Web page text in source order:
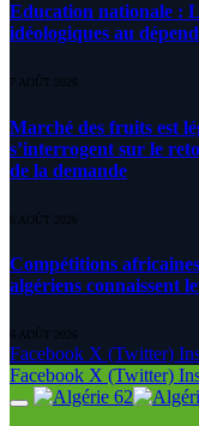
Education nationale :
idéologiques au
7 AOÛT 2026
Marché des fruits est
s’interrogent sur le
de la demande
6 AOÛT 2026
Compétitions
algériens connaissent
6 AOÛT 2026
Facebook X (Twitter)
Facebook X (Twitter)